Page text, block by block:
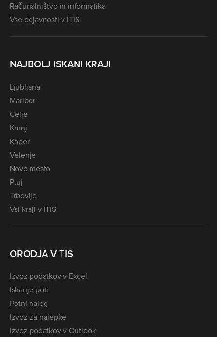
Računalništvo in informatika
Vse dejavnosti v iTIS
NAJBOLJ ISKANI KRAJI
Ljubljana
Maribor
Celje
Kranj
Koper
Velenje
Novo mesto
Ptuj
Trbovlje
Vsi kraji v iTIS
ORODJA V TIS
Izvoz podatkov v Excel
Iskanje poti
Potni nalog
Izvoz za nalepke
Izvoz podatkov v Outlook